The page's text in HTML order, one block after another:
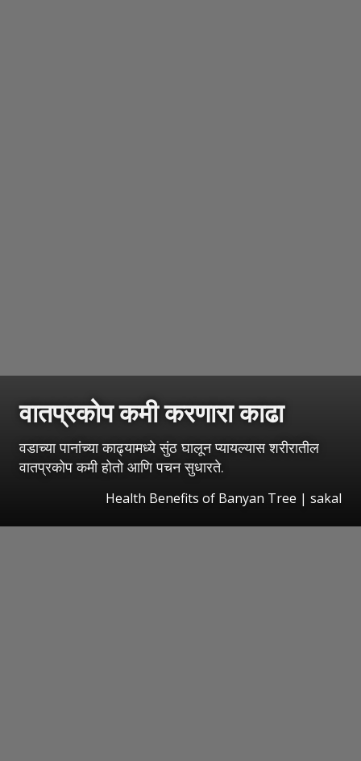
वातप्रकोप कमी करणारा काढा
वडाच्या पानांच्या काढ्यामध्ये सुंठ घालून प्यायल्यास शरीरातील
वातप्रकोप कमी होतो आणि पचन सुधारते.
Health Benefits of Banyan Tree | sakal